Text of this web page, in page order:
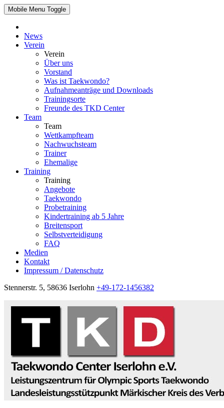
Mobile Menu Toggle
News
Verein
Verein
Über uns
Vorstand
Was ist Taekwondo?
Aufnahmeanträge und Downloads
Trainingsorte
Freunde des TKD Center
Team
Team
Wettkampfteam
Nachwuchsteam
Trainer
Ehemalige
Training
Training
Angebote
Taekwondo
Probetraining
Kindertraining ab 5 Jahre
Breitensport
Selbstverteidigung
FAQ
Medien
Kontakt
Impressum / Datenschutz
Stennerstr. 5, 58636 Iserlohn +49-172-1456382